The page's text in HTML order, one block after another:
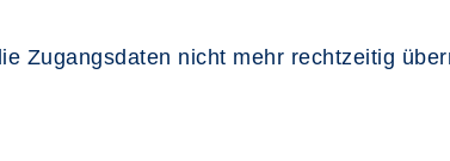
Zugangsdaten nicht mehr rechtzeitig